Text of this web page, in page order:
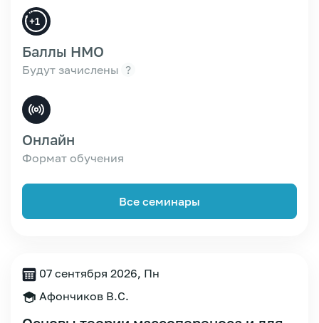
07 сентября 2026, Пн
Афончиков В.С.
Баллы НМО
Будут зачислены ?
Онлайн
Формат обучения
Все семинары